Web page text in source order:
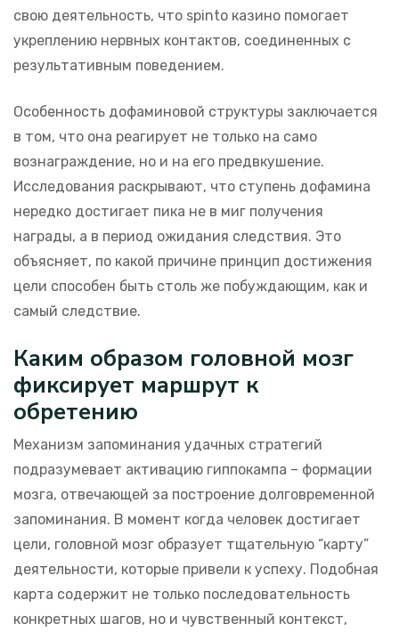
свою деятельность, что spinto казино помогает
укреплению нервных контактов, соединенных с
результативным поведением.
Особенность дофаминовой структуры заключается
в том, что она реагирует не только на само
вознаграждение, но и на его предвкушение.
Исследования раскрывают, что ступень дофамина
нередко достигает пика не в миг получения
награды, а в период ожидания следствия. Это
объясняет, по какой причине принцип достижения
цели способен быть столь же побуждающим, как и
самый следствие.
Каким образом головной мозг
фиксирует маршрут к
обретению
Механизм запоминания удачных стратегий
подразумевает активацию гиппокампа – формации
мозга, отвечающей за построение долговременной
запоминания. В момент когда человек достигает
цели, головной мозг образует тщательную “карту”
деятельности, которые привели к успеху. Подобная
карта содержит не только последовательность
конкретных шагов, но и чувственный контекст,